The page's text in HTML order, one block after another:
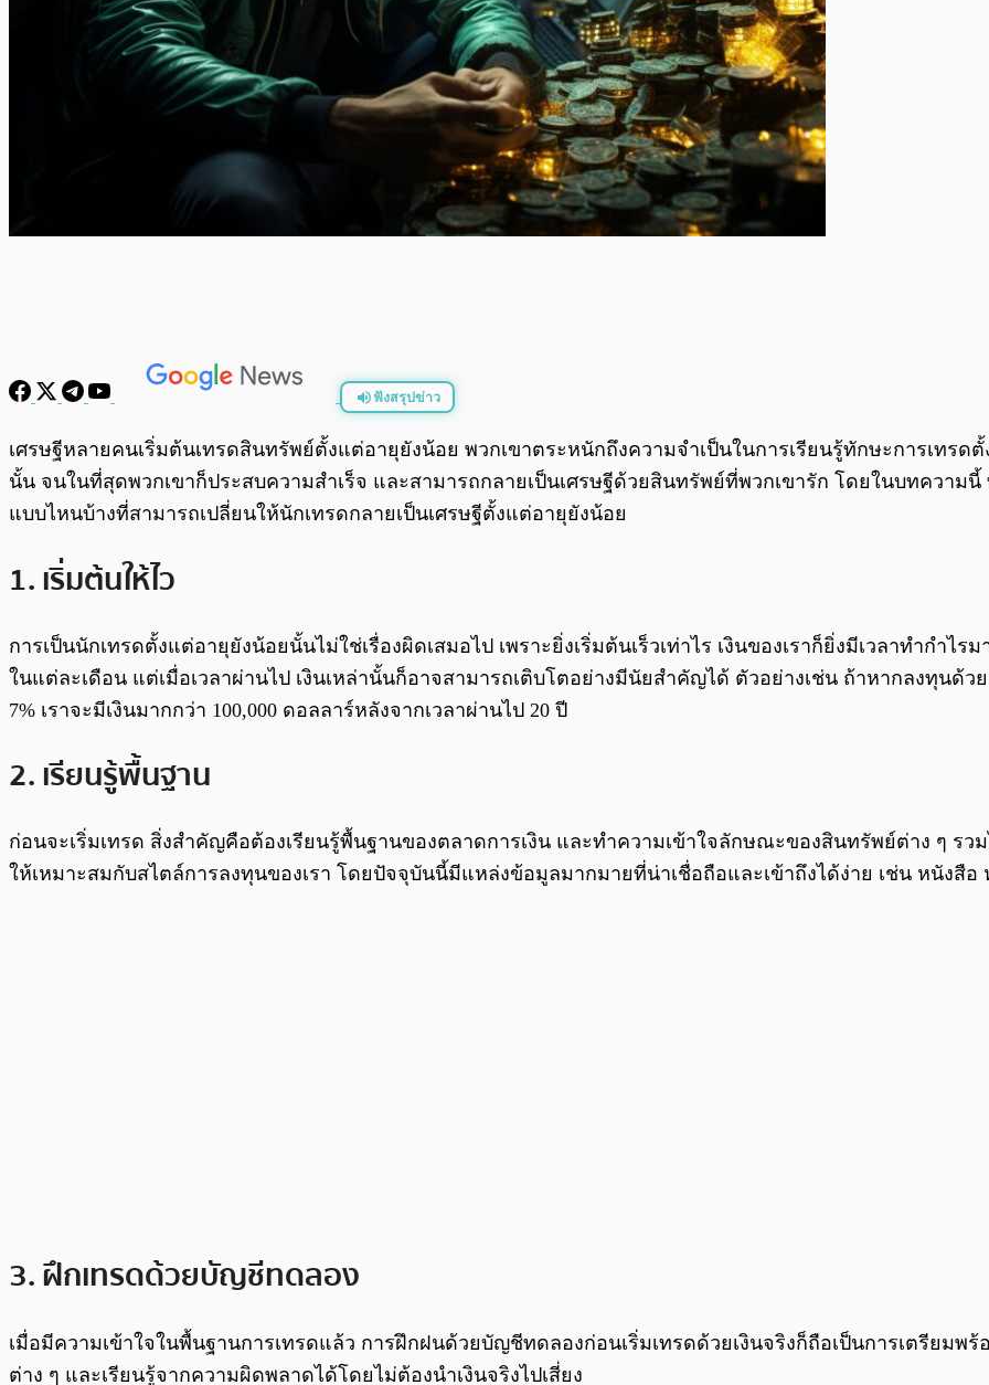
ฟังสรุปข่าว
เศรษฐีหลายคนเริ่มต้นเทรดสินทรัพย์ตั้งแต่อายุยังน้อย พวกเขาตระหนักถึงความจำเป็นในการเรียนรู้ทักษะการเทร
นั้น จนในที่สุดพวกเขาก็ประสบความสำเร็จ และสามารถกลายเป็นเศรษฐีด้วยสินทรัพย์ที่พวกเขารัก โดยในบทควา
แบบไหนบ้างที่สามารถเปลี่ยนให้นักเทรดกลายเป็นเศรษฐีตั้งแต่อายุยังน้อย
1. เริ่มต้นให้ไว
การเป็นนักเทรดตั้งแต่อายุยังน้อยนั้นไม่ใช่เรื่องผิดเสมอไป เพราะยิ่งเริ่มต้นเร็วเท่าไร เงินของเราก็ยิ่งมีเวลาทำกำไ
ในแต่ละเดือน แต่เมื่อเวลาผ่านไป เงินเหล่านั้นก็อาจสามารถเติบโตอย่างมีนัยสำคัญได้ ตัวอย่างเช่น ถ้าหากลงทุนด้
7% เราจะมีเงินมากกว่า 100,000 ดอลลาร์หลังจากเวลาผ่านไป 20 ปี
2. เรียนรู้พื้นฐาน
ก่อนจะเริ่มเทรด สิ่งสำคัญคือต้องเรียนรู้พื้นฐานของตลาดการเงิน และทำความเข้าใจลักษณะของสินทรัพย์ต่าง ๆ รว
ให้เหมาะสมกับสไตล์การลงทุนของเรา โดยปัจจุบันนี้มีแหล่งข้อมูลมากมายที่น่าเชื่อถือและเข้าถึงได้ง่าย เช่น หนังสื
3. ฝึกเทรดด้วยบัญชีทดลอง
เมื่อมีความเข้าใจในพื้นฐานการเทรดแล้ว การฝึกฝนด้วยบัญชีทดลองก่อนเริ่มเทรดด้วยเงินจริงก็ถือเป็นการเตรียมพ
ต่าง ๆ และเรียนรู้จากความผิดพลาดได้โดยไม่ต้องนำเงินจริงไปเสี่ยง